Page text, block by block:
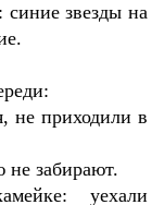
звезды на
не приходили в
забирают.
уехали